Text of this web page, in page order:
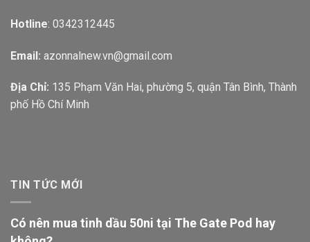
Hotline: 0342312445
Email: azonnalnew.vn@gmail.com
Địa Chỉ: 135 Phạm Văn Hai, phường 5, quận Tân Bình, Thành
phố Hồ Chí Minh
TIN TỨC MỚI
Có nên mua tinh dầu 50ni tại The Gate Pod hay